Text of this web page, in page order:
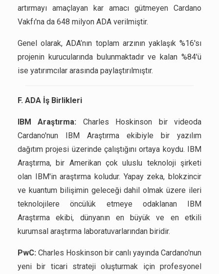
artırmayı amaçlayan kar amacı gütmeyen Cardano
Vakfı'na da 648 milyon ADA verilmiştir.
Genel olarak, ADA’nın toplam arzının yaklaşık %16'sı
projenin kurucularında bulunmaktadır ve kalan %84'ü
ise yatırımcılar arasında paylaştırılmıştır.
F. ADA İş Birlikleri
IBM Araştırma: Charles Hoskinson bir videoda
Cardano'nun IBM Araştırma ekibiyle bir yazılım
dağıtım projesi üzerinde çalıştığını ortaya koydu. IBM
Araştırma, bir Amerikan çok uluslu teknoloji şirketi
olan IBM'in araştırma koludur. Yapay zeka, blokzincir
ve kuantum bilişimin geleceği dahil olmak üzere ileri
teknolojilere öncülük etmeye odaklanan IBM
Araştırma ekibi, dünyanın en büyük ve en etkili
kurumsal araştırma laboratuvarlarından biridir.
PwC: Charles Hoskinson bir canlı yayında Cardano'nun
yeni bir ticari strateji oluşturmak için profesyonel